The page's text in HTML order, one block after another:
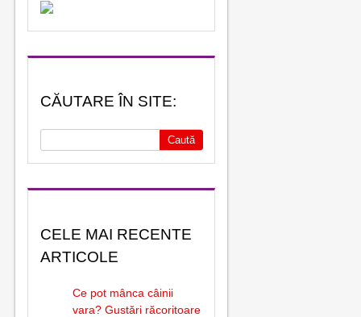
CĂUTARE ÎN SITE:
CELE MAI RECENTE
ARTICOLE
Ce pot mânca câinii
vara? Gustări răcoritoare